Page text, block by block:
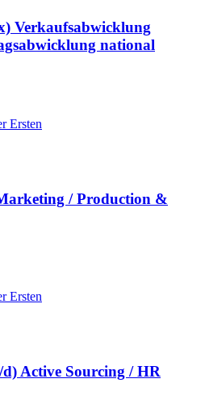
Verkaufsabwicklung
national
Ersten
/ Production &
Ersten
Active Sourcing / HR